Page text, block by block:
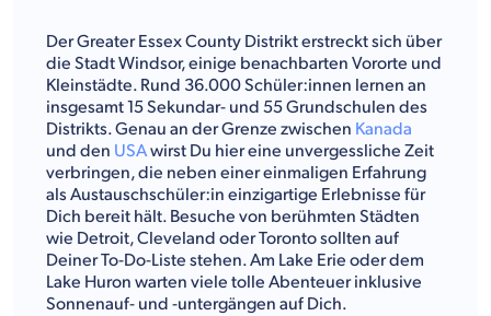
Der Greater Essex County Distrikt erstreckt sich über
die Stadt Windsor, einige benachbarten Vororte und
Kleinstädte. Rund 36.000 Schüler:innen lernen an
insgesamt 15 Sekundar- und 55 Grundschulen des
Distrikts. Genau an der Grenze zwischen Kanada
und den USAwirst Du hier eine unvergessliche Zeit
verbringen, die neben einer einmaligen Erfahrung
als Austauschschüler:in einzigartige Erlebnisse für
Dich bereit hält. Besuche von berühmten Städten
wie Detroit, Cleveland oder Toronto sollten auf
Deiner To-Do-Liste stehen. Am Lake Erie oder dem
Lake Huron warten viele tolle Abenteuer inklusive
Sonnenauf- und -untergängen auf Dich.